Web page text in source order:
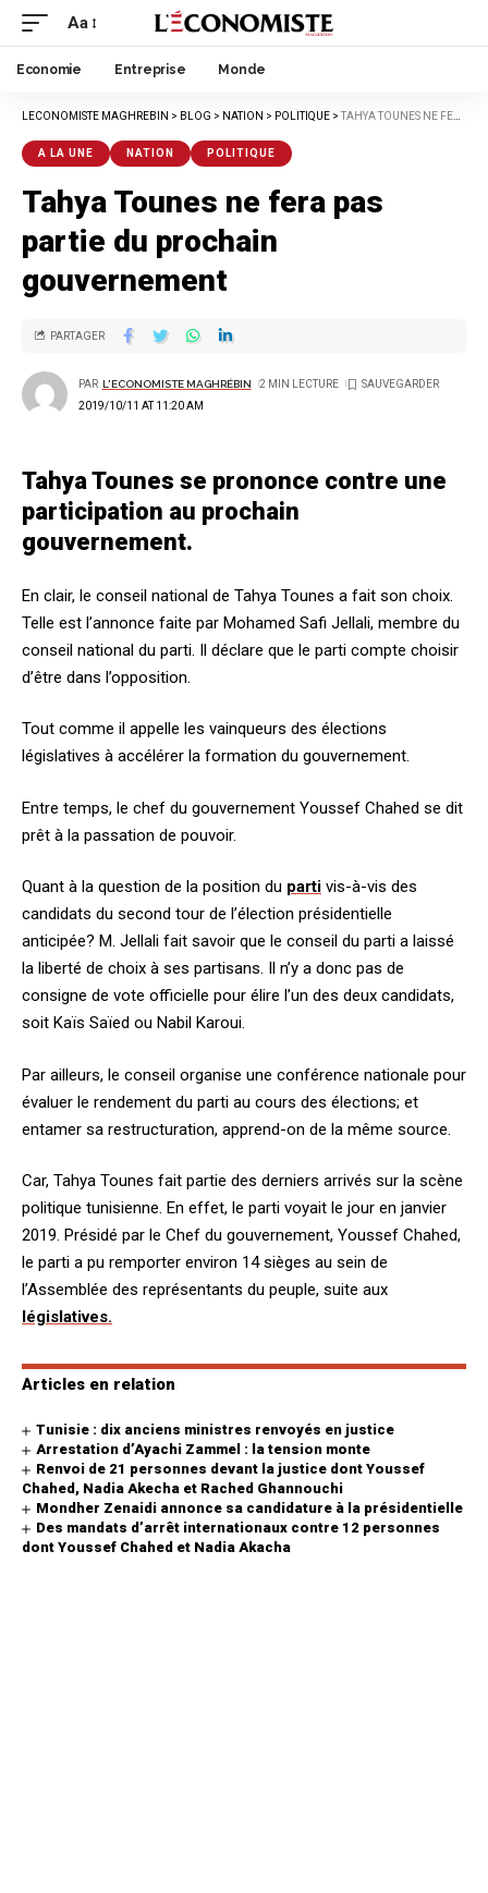
Aa
Economie Entreprise Monde
LECONOMISTE MAGHREBIN > BLOG > NATION > POLITIQUE >TAHYA TOUNES NE FERA PAS PARTIE DU PROCHAIN GOUVERNEMENT
A LA UNE NATION POLITIQUE
Tahya Tounes ne fera pas
partie du prochain
gouvernement
2019/10/11 AT 11:20 AM
PAR L'ECONOMISTE MAGHRÉBIN 2 MIN LECTURE
PARTAGER
Tahya Tounes se prononce contre une
participation au prochain
gouvernement.
En clair, le conseil national de Tahya Tounes a fait son choix.
Telle est l’annonce faite par Mohamed Safi Jellali, membre du
conseil national du parti. Il déclare que le parti compte choisir
d’être dans l’opposition.
Tout comme il appelle les vainqueurs des élections
législatives à accélérer la formation du gouvernement.
Entre temps, le chef du gouvernement Youssef Chahed se dit
prêt à la passation de pouvoir.
Quant à la question de la position du parti vis-à-vis des
candidats du second tour de l’élection présidentielle
anticipée? M. Jellali fait savoir que le conseil du parti a laissé
la liberté de choix à ses partisans. Il n’y a donc pas de
consigne de vote officielle pour élire l’un des deux candidats,
soit Kaïs Saïed ou Nabil Karoui.
Par ailleurs, le conseil organise une conférence nationale pour
évaluer le rendement du parti au cours des élections; et
entamer sa restructuration, apprend-on de la même source.
Car, Tahya Tounes fait partie des derniers arrivés sur la scène
politique tunisienne. En effet, le parti voyait le jour en janvier
2019. Présidé par le Chef du gouvernement, Youssef Chahed,
le parti a pu remporter environ 14 sièges au sein de
l’Assemblée des représentants du peuple, suite aux
législatives.
Articles en relation
Tunisie : dix anciens ministres renvoyés en justice
Arrestation d’Ayachi Zammel : la tension monte
Renvoi de 21 personnes devant la justice dont Youssef
Chahed, Nadia Akecha et Rached Ghannouchi
Mondher Zenaidi annonce sa candidature à la présidentielle
Des mandats d’arrêt internationaux contre 12 personnes
dont Youssef Chahed et Nadia Akacha